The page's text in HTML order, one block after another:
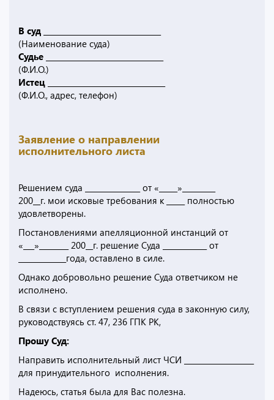
В суд
(Наименование суда)
Судье
(Ф.И.О.)
Истец
(Ф.И.О., адрес, телефон)
Заявление о направлении
исполнительного листа
Решением суда _______________ от «_____»_________
200__г. мои исковые требования к _____ полностью
удовлетворены.
Постановлениями апелляционной инстанций от
«___»________ 200__г. решение Суда ____________ от
_____________года, оставлено в силе.
Однако добровольно решение Суда ответчиком не
исполнено.
В связи с вступлением решения суда в законную силу,
руководствуясь ст. 47, 236 ГПК РК,
Прошу Суд:
Направить исполнительный лист ЧСИ ___________________
для принудительного исполнения.
Надеюсь, статья была для Вас полезна.